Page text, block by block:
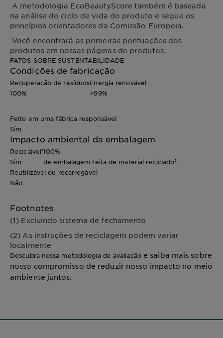
A metodologia EcoBeautyScore também é baseada
na análise do ciclo de vida do produto e segue os
princípios orientadores da Comissão Europeia.
Você encontrará as primeiras pontuações dos
produtos em nossas páginas de produtos.
FATOS SOBRE SUSTENTABILIDADE
Condições de fabricação
Recuperação de resíduos
100%
Energia renovável
>99%
Feito em uma fábrica responsável
Sim
Impacto ambiental da embalagem
Reciclável¹
Sim
100%
de embalagem feita de material reciclado²
Reutilizável ou recarregável
Não
Footnotes
(1) Excluindo sistema de fechamento
(2) As instruções de reciclagem podem variar
localmente
Descubra nossa metodologia de avaliaçãoe saiba mais sobre
nosso compromisso de reduzir nosso impacto no meio
ambiente juntos.